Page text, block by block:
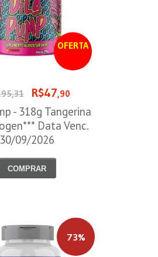
OFERTA
R$47,90
- 318g Tangerina
Data Venc.
30/09/2026
COMPRAR
73%